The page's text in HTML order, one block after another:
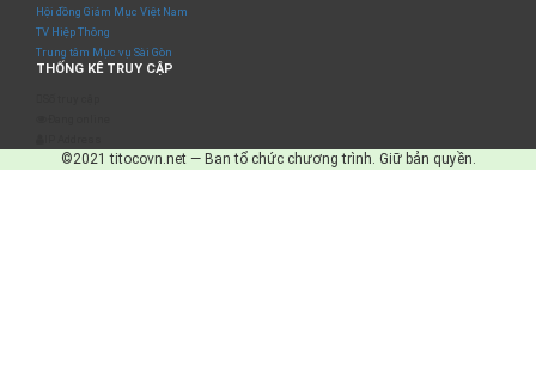
Hội đồng Giám Mục Việt Nam
TV Hiệp Thông
Trung tâm Mục vụ Sài Gòn
THỐNG KÊ TRUY CẬP
©2021 titocovn.net — Ban tổ chức chương trình. Giữ bản quyền.